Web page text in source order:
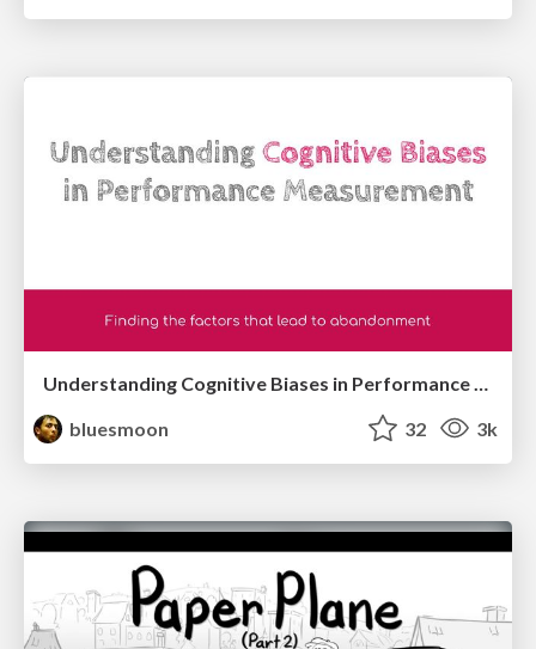
bluesmoon
32 3k